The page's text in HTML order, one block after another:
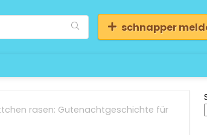
schnapper
rasen: Gutenachtgeschichte für